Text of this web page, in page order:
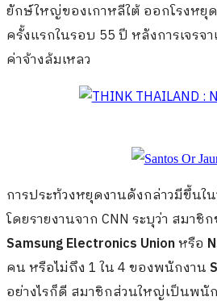
ยักษ์ใหญ่ของเกาหลีใต้ ออกโรงหยุ
ครั้งแรกในรอบ 55 ปี หลังการเจรจ
ค่าจ้างล้มเหลว
การประท้วงหยุดงานดังกล่าวมีขึ้นใ
โดยรายงานจาก CNN ระบุว่า สมาชิ
Samsung Electronics Unionหรือ
คน หรือไม่ถึง 1 ใน 4 ของพนักงาน
อย่างไรก็ดี สมาชิกส่วนใหญ่เป็นพนั